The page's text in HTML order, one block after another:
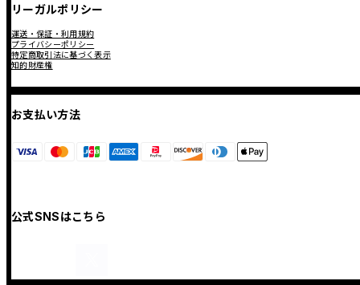
リーガルポリシー
運送・保証・利用規約
プライバシーポリシー
特定商取引法に基づく表示
知的財産権
お支払い方法
公式SNSはこちら